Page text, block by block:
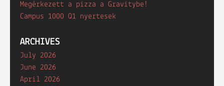
Megérkezett a pizza a Gravitybe!
Campus 1000 Q1 nyertesek
ARCHIVES
July 2026
June 2026
April 2026